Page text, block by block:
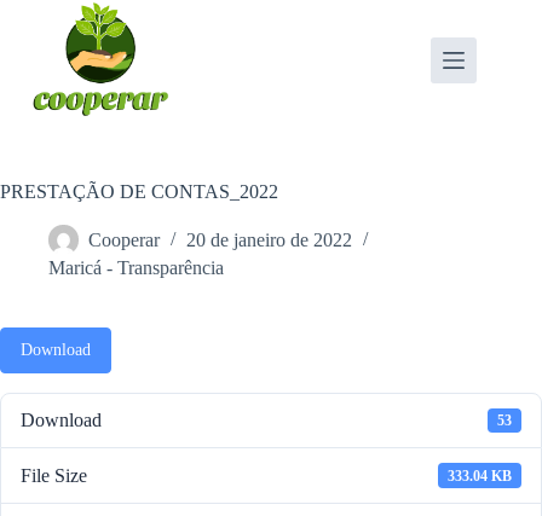
PRESTAÇÃO DE CONTAS_2022
Cooperar
20 de janeiro de 2022
Maricá - Transparência
Download
Download 53
File Size 333.04 KB